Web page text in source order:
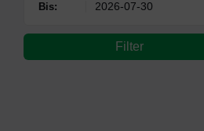
Bis:
Filter